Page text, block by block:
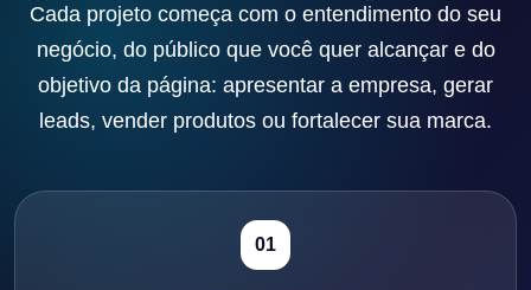
Cada projeto começa com o entendimento do seu
negócio, do público que você quer alcançar e do
objetivo da página: apresentar a empresa, gerar
leads, vender produtos ou fortalecer sua marca.
01